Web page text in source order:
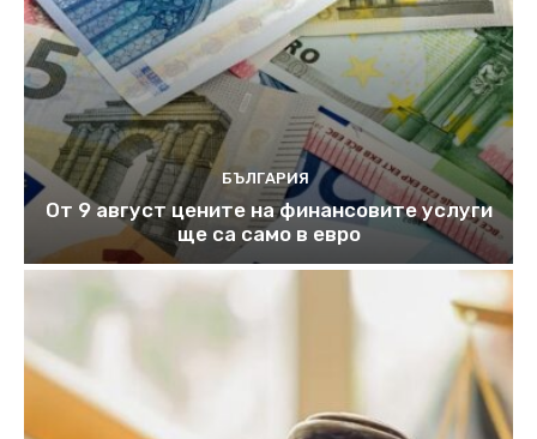
БЪЛГАРИЯ
От 9 август цените на финансовите услуги
ще са само в евро